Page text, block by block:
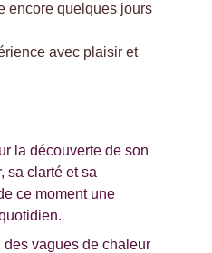
encore quelques jours
avec plaisir et
la découverte de son
sa clarté et sa
ce moment une
des vagues de chaleur